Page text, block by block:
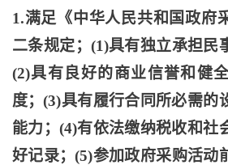
1.满足《中华人民共和国政府
二条规定；(1)具有独立承担民
(2)具有良好的商业信誉和健
度；(3)具有履行合同所必需的
能力；(4)有依法缴纳税收和社
好记录；(5)参加政府采购活动